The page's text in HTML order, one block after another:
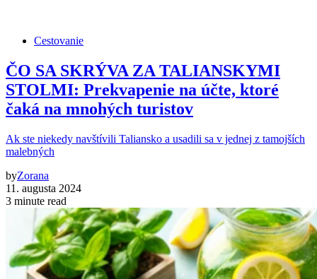
Cestovanie
ČO SA SKRÝVA ZA TALIANSKYMI
STOLMI: Prekvapenie na účte, ktoré
čaká na mnohých turistov
Ak ste niekedy navštívili Taliansko a usadili sa v jednej z tamojších
malebných
byZorana
11. augusta 2024
3 minute read